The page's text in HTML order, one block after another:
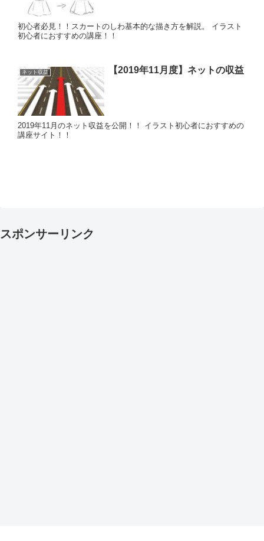
初心者必見！！スカートのしわ基本的な描き方を解説。 イラスト
初心者におすすめの講座！！
ネット収益 【2019年11月度】ネットの収益
2019年11月のネット収益を公開！！ イラスト初心者におすすめの
講座サイト！！
スポンサーリンク